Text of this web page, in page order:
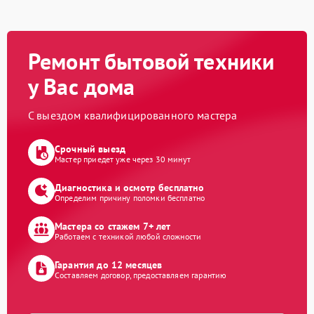
Ремонт бытовой техники
у Вас дома
С выездом квалифицированного мастера
Срочный выезд
Мастер приедет уже через 30 минут
Диагностика и осмотр бесплатно
Определим причину поломки бесплатно
Мастера со стажем 7+ лет
Работаем с техникой любой сложности
Гарантия до 12 месяцев
Составляем договор, предоставляем гарантию